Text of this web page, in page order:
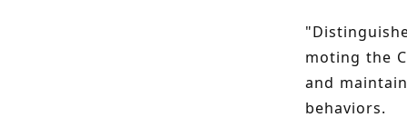
moting the
and
behaviors.